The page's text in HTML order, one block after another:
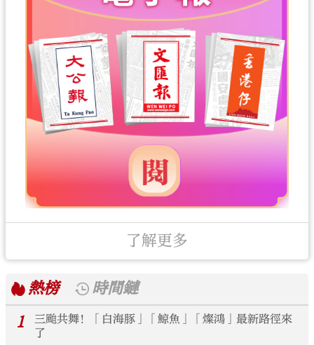
了解更多
熱榜
時間鏈
1
三颱共舞！「白海豚」「鯨魚」「燦鴻」最新路徑來
了